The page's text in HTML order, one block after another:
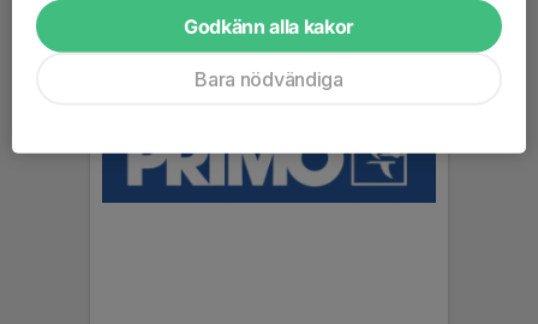
Godkänn alla kakor
Bara nödvändiga